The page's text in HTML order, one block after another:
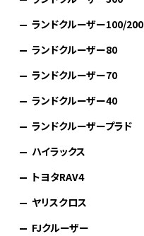
ランドクルーザー100/200
ランドクルーザー80
ランドクルーザー70
ランドクルーザー40
ランドクルーザープラド
ハイラックス
トヨタRAV4
ヤリスクロス
FJクルーザー